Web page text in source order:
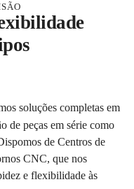
soluções completas em
de peças em série como
de Centros de
CNC, que nos
e flexibilidade às